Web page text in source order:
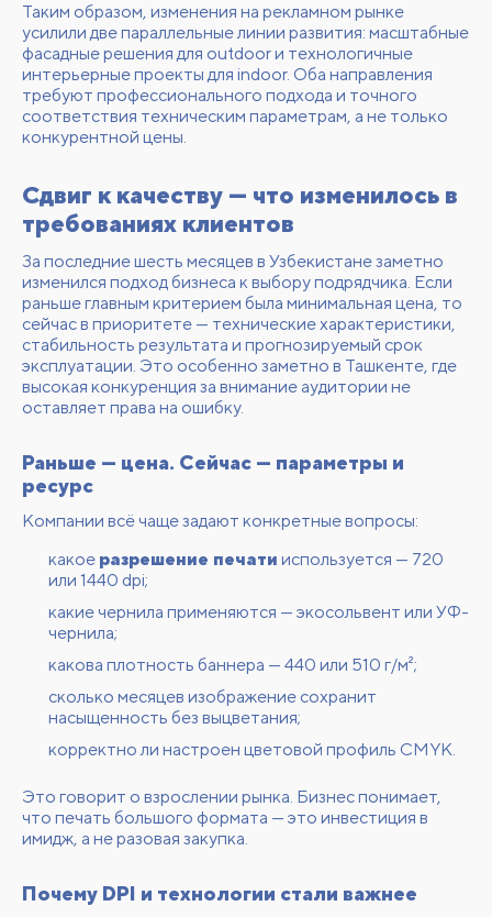
Таким образом, изменения на рекламном рынке
усилили две параллельные линии развития: масштабные
фасадные решения для outdoor и технологичные
интерьерные проекты для indoor. Оба направления
требуют профессионального подхода и точного
соответствия техническим параметрам, а не только
конкурентной цены.
Сдвиг к качеству — что изменилось в
требованиях клиентов
За последние шесть месяцев в Узбекистане заметно
изменился подход бизнеса к выбору подрядчика. Если
раньше главным критерием была минимальная цена, то
сейчас в приоритете — технические характеристики,
стабильность результата и прогнозируемый срок
эксплуатации. Это особенно заметно в Ташкенте, где
высокая конкуренция за внимание аудитории не
оставляет права на ошибку.
Раньше — цена. Сейчас — параметры и
ресурс
Компании всё чаще задают конкретные вопросы:
какое разрешение печати используется — 720
или 1440 dpi;
какие чернила применяются — экосольвент или УФ-
чернила;
какова плотность баннера — 440 или 510 г/м²;
сколько месяцев изображение сохранит
насыщенность без выцветания;
корректно ли настроен цветовой профиль CMYK.
Это говорит о взрослении рынка. Бизнес понимает,
что печать большого формата — это инвестиция в
имидж, а не разовая закупка.
Почему DPI и технологии стали важнее